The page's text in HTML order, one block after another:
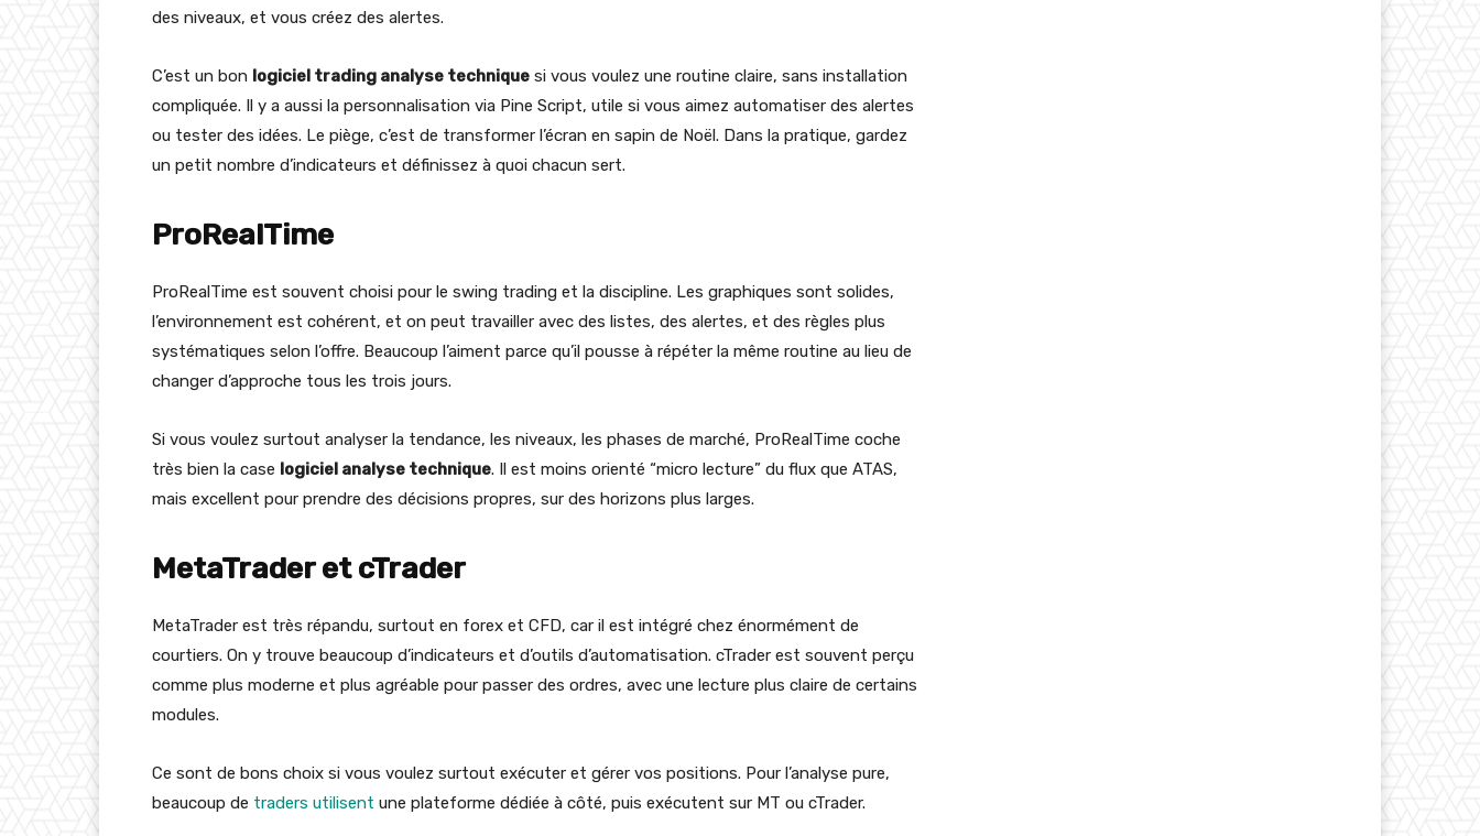
des niveaux, et vous créez des alertes.
C’est un bon logiciel trading analyse technique si vous voulez une routine claire, sans installation
compliquée. Il y a aussi la personnalisation via Pine Script, utile si vous aimez automatiser des alertes
ou tester des idées. Le piège, c’est de transformer l’écran en sapin de Noël. Dans la pratique, gardez
un petit nombre d’indicateurs et définissez à quoi chacun sert.
ProRealTime
ProRealTime est souvent choisi pour le swing trading et la discipline. Les graphiques sont solides,
l’environnement est cohérent, et on peut travailler avec des listes, des alertes, et des règles plus
systématiques selon l’offre. Beaucoup l’aiment parce qu’il pousse à répéter la même routine au lieu de
changer d’approche tous les trois jours.
Si vous voulez surtout analyser la tendance, les niveaux, les phases de marché, ProRealTime coche
très bien la case logiciel analyse technique. Il est moins orienté “micro lecture” du flux que ATAS,
mais excellent pour prendre des décisions propres, sur des horizons plus larges.
MetaTrader et cTrader
MetaTrader est très répandu, surtout en forex et CFD, car il est intégré chez énormément de
courtiers. On y trouve beaucoup d’indicateurs et d’outils d’automatisation. cTrader est souvent perçu
comme plus moderne et plus agréable pour passer des ordres, avec une lecture plus claire de certains
modules.
Ce sont de bons choix si vous voulez surtout exécuter et gérer vos positions. Pour l’analyse pure,
beaucoup de traders utilisent une plateforme dédiée à côté, puis exécutent sur MT ou cTrader.